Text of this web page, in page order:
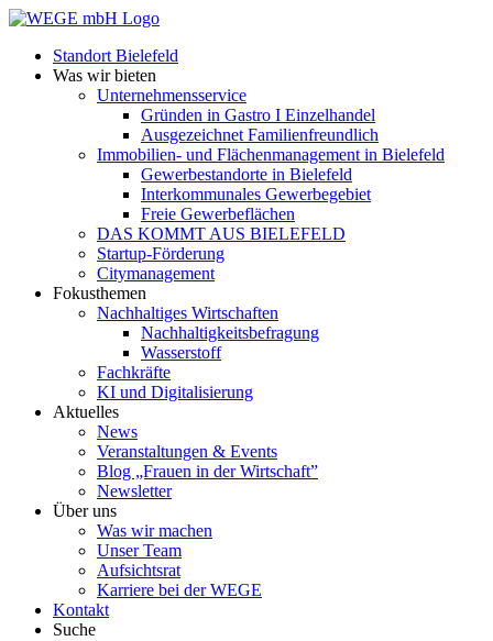
Standort Bielefeld
Was wir bieten
Unternehmensservice
Gründen in Gastro I Einzelhandel
Ausgezeichnet Familienfreundlich
Immobilien- und Flächenmanagement in Bielefeld
Gewerbestandorte in Bielefeld
Interkommunales Gewerbegebiet
Freie Gewerbeflächen
DAS KOMMT AUS BIELEFELD
Startup-Förderung
Citymanagement
Fokusthemen
Nachhaltiges Wirtschaften
Nachhaltigkeitsbefragung
Wasserstoff
Fachkräfte
KI und Digitalisierung
Aktuelles
News
Veranstaltungen & Events
Blog „Frauen in der Wirtschaft”
Newsletter
Über uns
Was wir machen
Unser Team
Aufsichtsrat
Karriere bei der WEGE
Kontakt
Suche